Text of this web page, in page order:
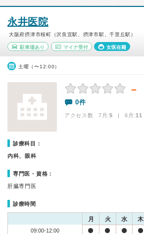
永井医院
大阪府摂津市桜町（沢良宜駅、摂津市駅、千里丘駅）
駐車場あり マイナ受付 女医在籍
土曜（〜12:00）
－
0件
アクセス数 7月:5 | 6月:11
診療科目：
内科、眼科
専門医・資格：
肝臓専門医
診療時間
月 火 水 木
09:00-12:00